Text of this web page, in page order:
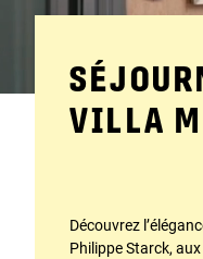
VILLA M
Découvrez
Philippe Starck,